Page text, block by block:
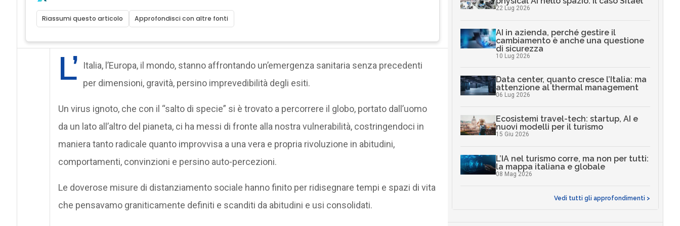
Riassumi questo articolo Approfondisci con altre fonti
L’
Italia, l’Europa, il mondo, stanno affrontando un’emergenza sanitaria senza precedenti
per dimensioni, gravità, persino imprevedibilità degli esiti.
Un virus ignoto, che con il “salto di specie” si è trovato a percorrere il globo, portato dall’uomo
da un lato all’altro del pianeta, ci ha messi di fronte alla nostra vulnerabilità, costringendoci in
maniera tanto radicale quanto improvvisa a una vera e propria rivoluzione in abitudini,
comportamenti, convinzioni e persino auto-percezioni.
Le doverose misure di distanziamento sociale hanno finito per ridisegnare tempi e spazi di vita
che pensavamo graniticamente definiti e scanditi da abitudini e usi consolidati.
22 Lug 2026
AI in azienda, perché gestire il
cambiamento è anche una questione
di sicurezza
10 Lug 2026
Data center, quanto cresce l’Italia: ma
attenzione al thermal management
06 Lug 2026
Ecosistemi travel-tech: startup, AI e
nuovi modelli per il turismo
15 Giu 2026
L’IA nel turismo corre, ma non per tutti:
la mappa italiana e globale
08 Mag 2026
Vedi tutti gli approfondimenti >